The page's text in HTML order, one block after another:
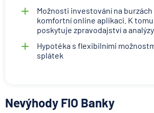
Možnosti investování na
komfortní online aplikaci. K
poskytuje zpravodajství a analýzy.
Hypotéka s flexibilními
splátek
Nevýhody FIO Banky